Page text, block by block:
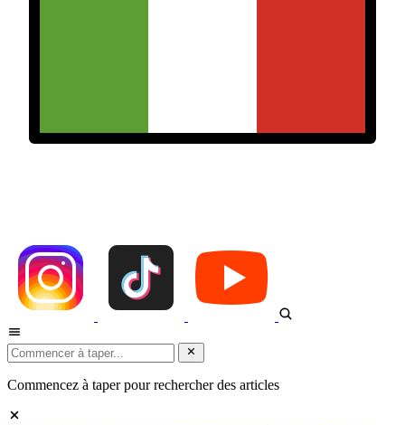
Commencez à taper pour rechercher des articles